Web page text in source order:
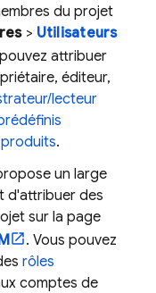
du projet
> Utilisateurs
attribuer
éditeur,
lecteur
.
un large
d'attribuer des
sur la page
. Vous pouvez
rôles
comptes de